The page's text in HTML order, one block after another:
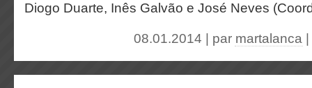
Diogo Duarte, Inês Galvão e José Neves
08.01.2014 | par martalanca